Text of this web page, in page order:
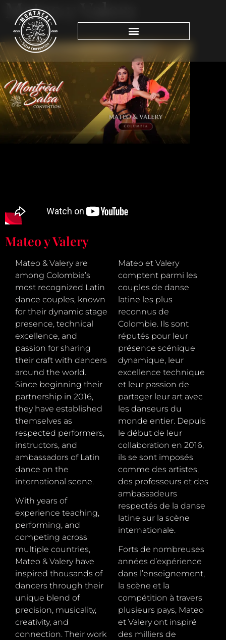
Mateo y Valery
Mateo y Valery
Mateo & Valery are
among Colombia’s
most recognized Latin
dance couples, known
for their dynamic stage
presence, technical
excellence, and
passion for sharing
their craft with dancers
around the world.
Since beginning their
partnership in 2016,
they have established
themselves as
respected performers,
instructors, and
ambassadors of Latin
dance on the
international scene.
With years of
experience teaching,
performing, and
competing across
multiple countries,
Mateo & Valery have
inspired thousands of
dancers through their
unique blend of
precision, musicality,
creativity, and
connection. Their work
Mateo et Valery
comptent parmi les
couples de danse
latine les plus
reconnus de
Colombie. Ils sont
réputés pour leur
présence scénique
dynamique, leur
excellence technique
et leur passion de
partager leur art avec
les danseurs du
monde entier. Depuis
le début de leur
collaboration en 2016,
ils se sont imposés
comme des artistes,
des professeurs et des
ambassadeurs
respectés de la danse
latine sur la scène
internationale.
Forts de nombreuses
années d’expérience
dans l’enseignement,
la scène et la
compétition à travers
plusieurs pays, Mateo
et Valery ont inspiré
des milliers de